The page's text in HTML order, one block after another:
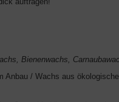
Bienenwachs,
Anbau / Wachs aus